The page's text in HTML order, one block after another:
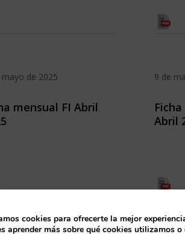
mayo de 2025
mensual FI Abril
9 de
Abril
cookies para ofrecerte la mejor
aprender más sobre qué cookies utilizamos